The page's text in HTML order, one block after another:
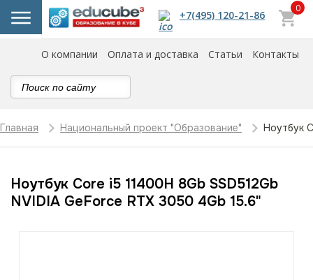
+7(495) 120-21-86
0
О компании Оплата и доставка Статьи Контакты
Главная Национальный проект "Образование" Ноутбук
Ноутбук Core i5 11400H 8Gb SSD512Gb
NVIDIA GeForce RTX 3050 4Gb 15.6"